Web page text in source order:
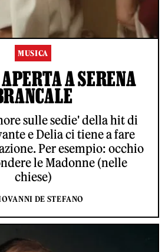
MUSICA
A SERENA
sulle sedie' della hit di
e Delia ci tiene a fare
Per esempio: occhio
le Madonne (nelle
chiese)
DE STEFANO